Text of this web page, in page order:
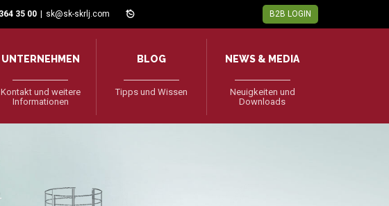
35 00 sk@sk-skrlj.com B2B LOGIN
UNTERNEHMEN
Kontakt und weitere
Informationen
BLOG
Tipps und Wissen
NEWS & MEDIA
Neuigkeiten und
Downloads